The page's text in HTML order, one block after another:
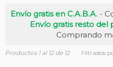
Envío gratis en C.A.B.A.-
Envío gratis resto del
Comprando
Productos 1 al 12 de 12 Filtrados